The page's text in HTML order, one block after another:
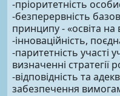
-пріоритетність
-безперервність
принципу - «освіта на
-інноваційність,
-паритетність участі
визначенні стратегії
-відповідність та
забезпечення